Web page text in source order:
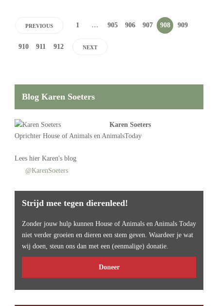
PREVIOUS 1 … 905 906 907 908 909
910 911 912 NEXT
Blog Karen Soeters
Karen Soeters
Oprichter House of Animals en AnimalsToday
Lees hier Karen's blog
@KarenSoeters
Strijd mee tegen dierenleed!
Zonder jouw hulp kunnen House of Animals en Animals Today
niet verder groeien en dieren een stem geven. Waardeer je wat
wij doen, steun ons dan met een (eenmalige) donatie.
Doneer